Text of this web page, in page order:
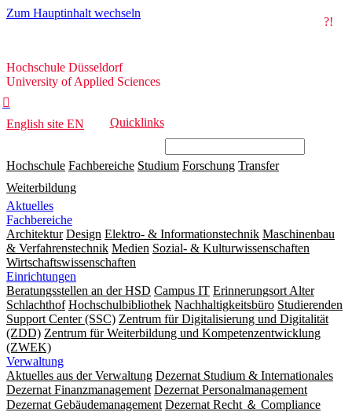
Zum Hauptinhalt wechseln
?!
Hochschule
Düsseldorf
Hochschule Düsseldorf
University of Applied Sciences

English site EN Quicklinks
Hochschule Fachbereiche Studium Forschung Transfer
Weiterbildung
Aktuelles
Fachbereiche
Architektur Design Elektro- & Informationstechnik Maschinenbau
& Verfahrenstechnik Medien Sozial- & Kulturwissenschaften
Wirtschaftswissenschaften
Einrichtungen
Beratungsstellen an der HSD Campus IT Erinnerungsort Alter
Schlachthof Hochschulbibliothek Nachhaltigkeitsbüro Studierenden
Support Center (SSC) Zentrum für Digitalisierung und Digitalität
(ZDD) Zentrum für Weiterbildung und Kompetenzentwicklung
(ZWEK)
Verwaltung
Aktuelles aus der Verwaltung Dezernat Studium & Internationales
Dezernat Finanzmanagement Dezernat Personalmanagement
Dezernat Gebäudemanagement Dezernat Recht ＆ Compliance